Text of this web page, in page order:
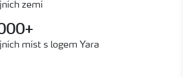
zemí
míst s logem Yara